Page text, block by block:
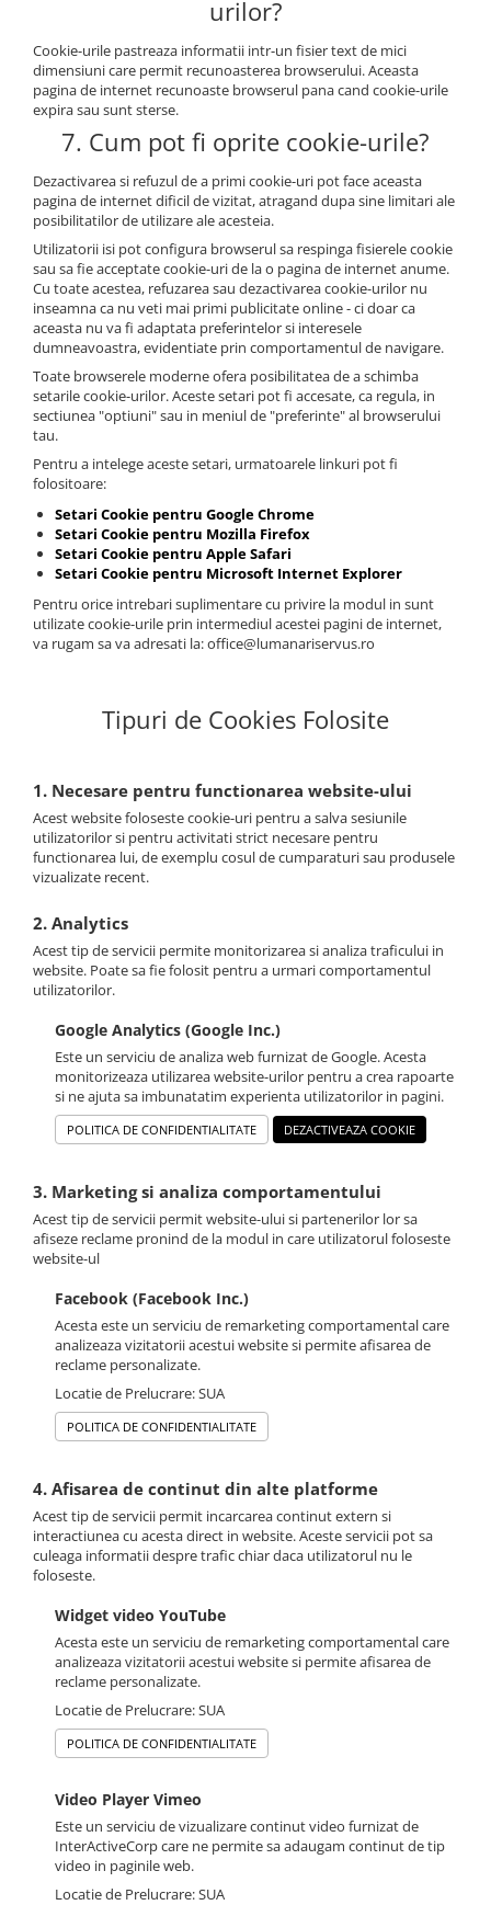
urilor?
Cookie-urile pastreaza informatii intr-un fisier text de mici
dimensiuni care permit recunoasterea browserului. Aceasta
pagina de internet recunoaste browserul pana cand cookie-urile
expira sau sunt sterse.
7. Cum pot fi oprite cookie-urile?
Dezactivarea si refuzul de a primi cookie-uri pot face aceasta
pagina de internet dificil de vizitat, atragand dupa sine limitari ale
posibilitatilor de utilizare ale acesteia.
Utilizatorii isi pot configura browserul sa respinga fisierele cookie
sau sa fie acceptate cookie-uri de la o pagina de internet anume.
Cu toate acestea, refuzarea sau dezactivarea cookie-urilor nu
inseamna ca nu veti mai primi publicitate online - ci doar ca
aceasta nu va fi adaptata preferintelor si interesele
dumneavoastra, evidentiate prin comportamentul de navigare.
Toate browserele moderne ofera posibilitatea de a schimba
setarile cookie-urilor. Aceste setari pot fi accesate, ca regula, in
sectiunea "optiuni" sau in meniul de "preferinte" al browserului
tau.
Pentru a intelege aceste setari, urmatoarele linkuri pot fi
folositoare:
Setari Cookie pentru Google Chrome
Setari Cookie pentru Mozilla Firefox
Setari Cookie pentru Apple Safari
Setari Cookie pentru Microsoft Internet Explorer
Pentru orice intrebari suplimentare cu privire la modul in sunt
utilizate cookie-urile prin intermediul acestei pagini de internet,
va rugam sa va adresati la: office@lumanariservus.ro
Tipuri de Cookies Folosite
1. Necesare pentru functionarea website-ului
Acest website foloseste cookie-uri pentru a salva sesiunile
utilizatorilor si pentru activitati strict necesare pentru
functionarea lui, de exemplu cosul de cumparaturi sau produsele
vizualizate recent.
2. Analytics
Acest tip de servicii permite monitorizarea si analiza traficului in
website. Poate sa fie folosit pentru a urmari comportamentul
utilizatorilor.
Google Analytics (Google Inc.)
Este un serviciu de analiza web furnizat de Google. Acesta
monitorizeaza utilizarea website-urilor pentru a crea rapoarte
si ne ajuta sa imbunatatim experienta utilizatorilor in pagini.
POLITICA DE CONFIDENTIALITATE DEZACTIVEAZA COOKIE
3. Marketing si analiza comportamentului
Acest tip de servicii permit website-ului si partenerilor lor sa
afiseze reclame pronind de la modul in care utilizatorul foloseste
website-ul
Facebook (Facebook Inc.)
Acesta este un serviciu de remarketing comportamental care
analizeaza vizitatorii acestui website si permite afisarea de
reclame personalizate.
Locatie de Prelucrare: SUA
POLITICA DE CONFIDENTIALITATE
4. Afisarea de continut din alte platforme
Acest tip de servicii permit incarcarea continut extern si
interactiunea cu acesta direct in website. Aceste servicii pot sa
culeaga informatii despre trafic chiar daca utilizatorul nu le
foloseste.
Widget video YouTube
Acesta este un serviciu de remarketing comportamental care
analizeaza vizitatorii acestui website si permite afisarea de
reclame personalizate.
Locatie de Prelucrare: SUA
POLITICA DE CONFIDENTIALITATE
Video Player Vimeo
Este un serviciu de vizualizare continut video furnizat de
InterActiveCorp care ne permite sa adaugam continut de tip
video in paginile web.
Locatie de Prelucrare: SUA